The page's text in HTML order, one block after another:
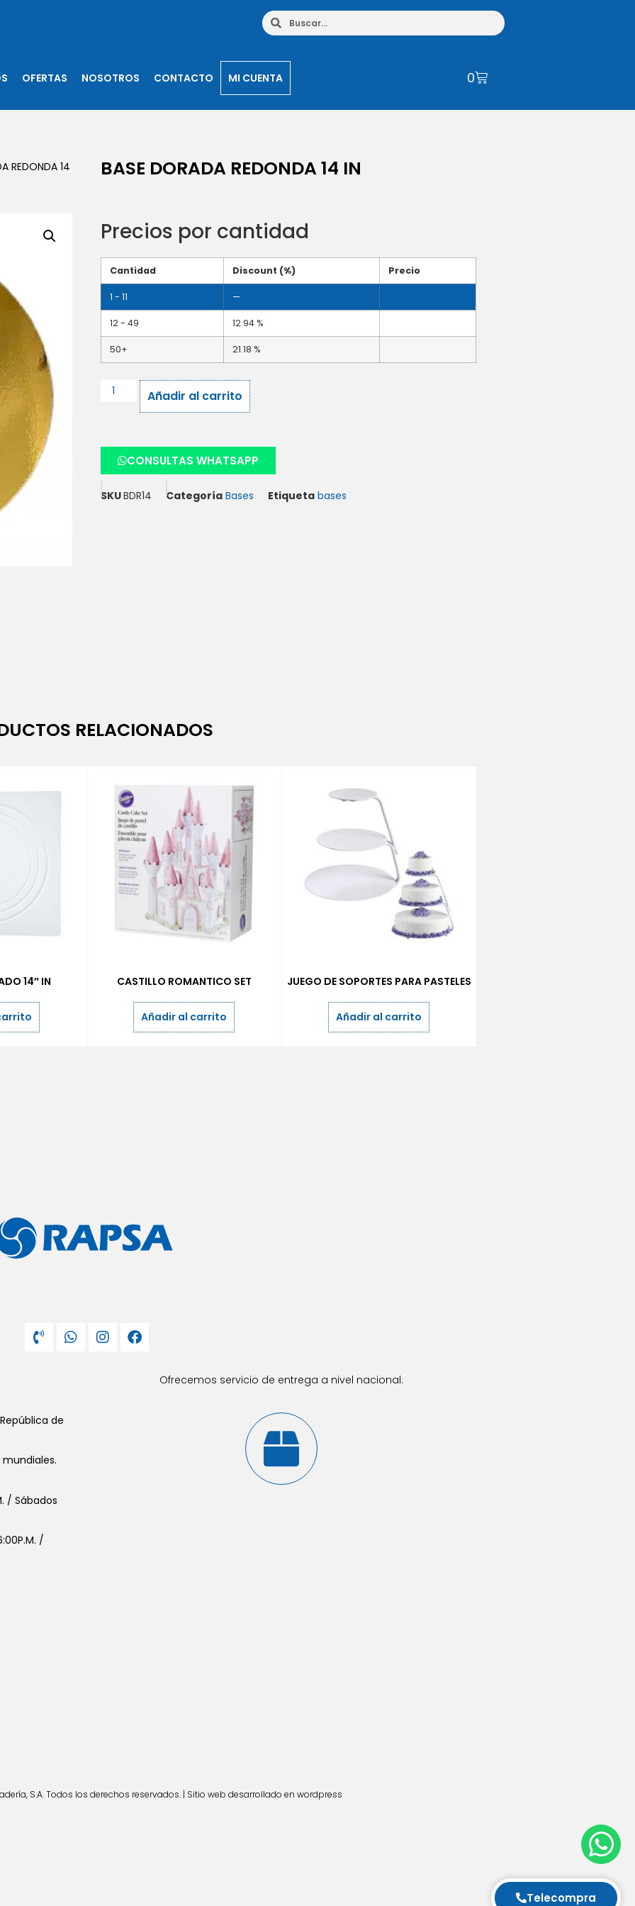
OFERTAS NOSOTROS CONTACTO MI CUENTA 0
REDONDA 14 BASE DORADA REDONDA 14 IN
Precios por cantidad
Cantidad Discount (%) Precio
1 - 11 —
12 - 49 12.94 %
50+ 21.18 %
Añadir al carrito
CONSULTAS WHATSAPP
SKUBDR14 Categoría Bases Etiqueta bases
RELACIONADOS
14″ IN CASTILLO ROMANTICO SET
Añadir al carrito
JUEGO DE SOPORTES PARA PASTELES
Añadir al carrito
de
/ Sábados
/
Ofrecemos servicio de entrega a nivel nacional.
S.A. Todos los derechos reservados. | Sitio web desarrollado en wordpress
Telecompra